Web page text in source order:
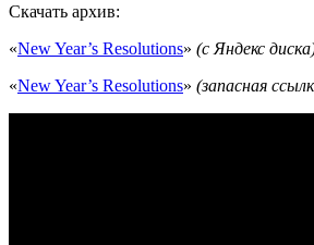
Скачать архив:
«New Year’s Resolutions» (с Яндекс
«New Year’s Resolutions» (запасная